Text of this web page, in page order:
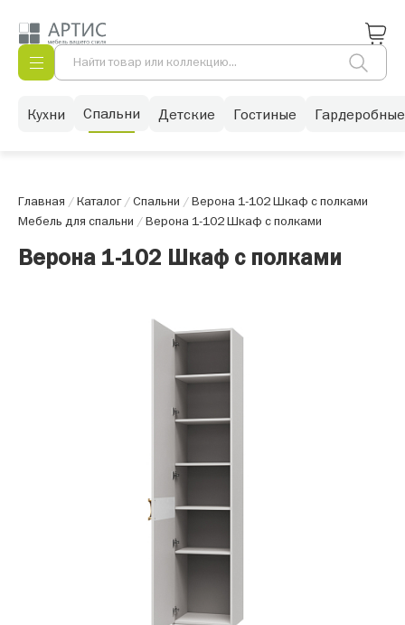
Кухни Спальни Детские Гостиные Гардеробные
Главная /Каталог/Спальни /Верона 1-102 Шкаф с полками
Мебель для спальни /Верона 1-102 Шкаф с полками
Верона 1-102 Шкаф с полками